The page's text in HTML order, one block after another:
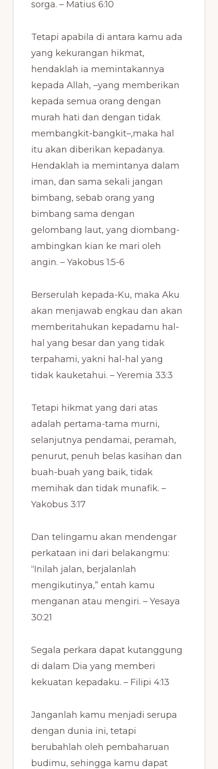
sorga. – Matius 6:10
Tetapi apabila di antara kamu ada
yang kekurangan hikmat,
hendaklah ia memintakannya
kepada Allah, –yang memberikan
kepada semua orang dengan
murah hati dan dengan tidak
membangkit-bangkit–,maka hal
itu akan diberikan kepadanya.
Hendaklah ia memintanya dalam
iman, dan sama sekali jangan
bimbang, sebab orang yang
bimbang sama dengan
gelombang laut, yang diombang-
ambingkan kian ke mari oleh
angin. – Yakobus 1:5-6
Berserulah kepada-Ku, maka Aku
akan menjawab engkau dan akan
memberitahukan kepadamu hal-
hal yang besar dan yang tidak
terpahami, yakni hal-hal yang
tidak kauketahui. – Yeremia 33:3
Tetapi hikmat yang dari atas
adalah pertama-tama murni,
selanjutnya pendamai, peramah,
penurut, penuh belas kasihan dan
buah-buah yang baik, tidak
memihak dan tidak munafik. –
Yakobus 3:17
Dan telingamu akan mendengar
perkataan ini dari belakangmu:
“Inilah jalan, berjalanlah
mengikutinya,” entah kamu
menganan atau mengiri. – Yesaya
30:21
Segala perkara dapat kutanggung
di dalam Dia yang memberi
kekuatan kepadaku. – Filipi 4:13
Janganlah kamu menjadi serupa
dengan dunia ini, tetapi
berubahlah oleh pembaharuan
budimu, sehingga kamu dapat